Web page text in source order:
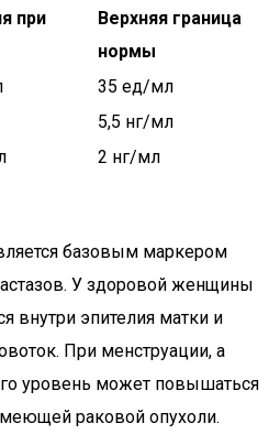
при
Верхняя граница
нормы
35 ед/мл
5,5 нг/мл
2 нг/мл
базовым маркером
У здоровой женщины
внутри эпителия матки и
При менструации, а
уровень может повышаться
раковой опухоли.